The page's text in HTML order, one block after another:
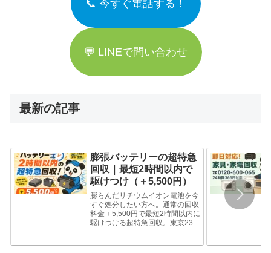
📞 今すぐ電話する！
💬 LINEで問い合わせ
最新の記事
膨張バッテリーの超特急
回収｜最短2時間以内で
駆けつけ（＋5,500円）
膨らんだリチウムイオン電池を今
すぐ処分したい方へ。通常の回収
料金＋5,500円で最短2時間以内に
駆けつける超特急回収。東京23区